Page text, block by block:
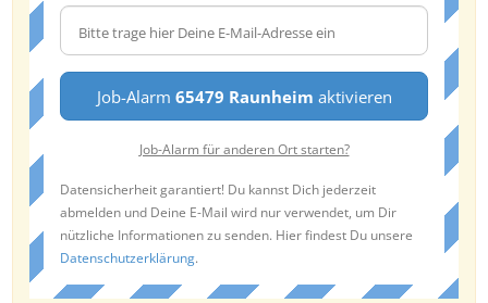
Job-Alarm 65479 Raunheim aktivieren
Job-Alarm für anderen Ort starten?
Datensicherheit garantiert! Du kannst Dich jederzeit
abmelden und Deine E-Mail wird nur verwendet, um Dir
nützliche Informationen zu senden. Hier findest Du unsere
Datenschutzerklärung.